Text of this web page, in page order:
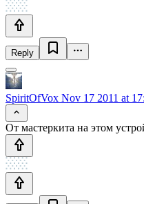
Reply
SpiritOfVox Nov 17 2011 at
От мастеркита на этом